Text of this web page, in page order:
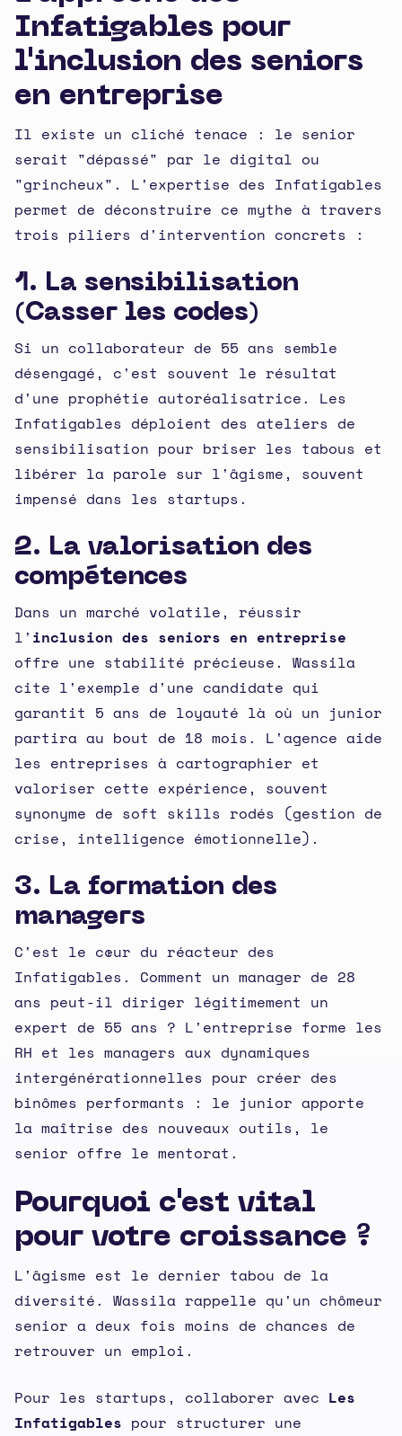
Infatigables pour
l'inclusion des seniors
en entreprise
Il existe un cliché tenace : le senior
serait "dépassé" par le digital ou
"grincheux". L'expertise des Infatigables
permet de déconstruire ce mythe à travers
trois piliers d'intervention concrets :
1. La sensibilisation
(Casser les codes)
Si un collaborateur de 55 ans semble
désengagé, c'est souvent le résultat
d'une prophétie autoréalisatrice. Les
Infatigables déploient des ateliers de
sensibilisation pour briser les tabous et
libérer la parole sur l'âgisme, souvent
impensé dans les startups.
2. La valorisation des
compétences
Dans un marché volatile, réussir
l' inclusion des seniors en entreprise
offre une stabilité précieuse. Wassila
cite l'exemple d'une candidate qui
garantit 5 ans de loyauté là où un junior
partira au bout de 18 mois. L'agence aide
les entreprises à cartographier et
valoriser cette expérience, souvent
synonyme de soft skills rodés (gestion de
crise, intelligence émotionnelle).
3. La formation des
managers
C'est le cœur du réacteur des
Infatigables. Comment un manager de 28
ans peut-il diriger légitimement un
expert de 55 ans ? L'entreprise forme les
RH et les managers aux dynamiques
intergénérationnelles pour créer des
binômes performants : le junior apporte
la maîtrise des nouveaux outils, le
senior offre le mentorat.
Pourquoi c'est vital
pour votre croissance ?
L'âgisme est le dernier tabou de la
diversité. Wassila rappelle qu'un chômeur
senior a deux fois moins de chances de
retrouver un emploi.
Pour les startups, collaborer avec Les
Infatigables pour structurer une